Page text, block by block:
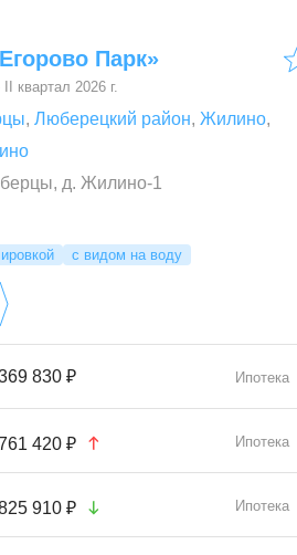
Парк»
квартал 2026 г.
, Люберецкий район, Жилино,
д. Жилино-1
с видом на воду
830 ₽ Ипотека
420 ₽ Ипотека
910 ₽ Ипотека